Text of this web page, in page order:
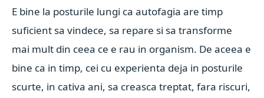
E bine la posturile lungi ca autofagia are timp
suficient sa vindece, sa repare si sa transforme
mai mult din ceea ce e rau in organism. De aceea e
bine ca in timp, cei cu experienta deja in posturile
scurte, in cativa ani, sa creasca treptat, fara riscuri,